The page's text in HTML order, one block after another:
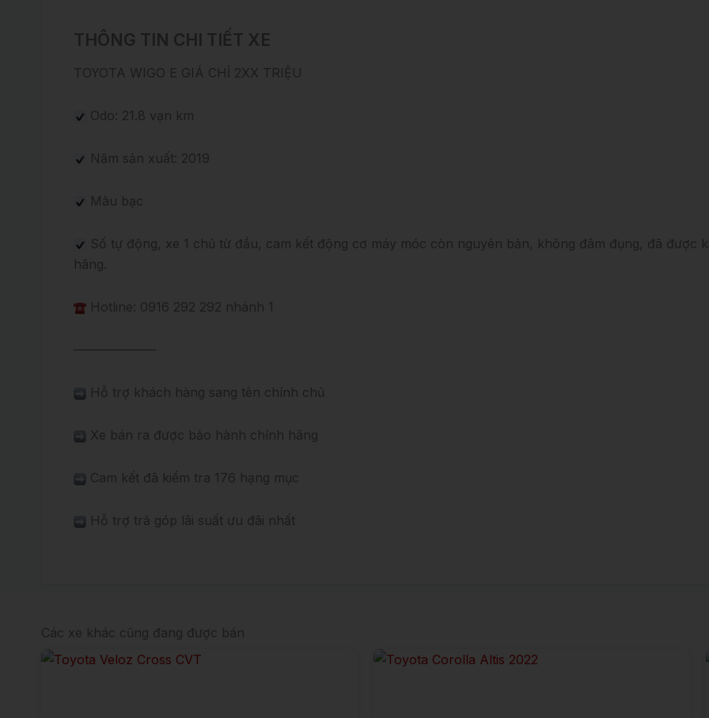
THÔNG TIN CHI TIẾT XE
TOYOTA WIGO E GIÁ CHỈ 2XX TRIỆU
Odo: 21.8 vạn km
Năm sản xuất: 2019
Màu bạc
Số tự động, xe 1 chủ từ đầu, cam kết động cơ máy móc còn nguyên bản, không đâm đụng, đã được
hãng.
Hotline: 0916 292 292 nhánh 1
——————–
Hỗ trợ khách hàng sang tên chính chủ
Xe bán ra được bảo hành chính hãng
Cam kết đã kiểm tra 176 hạng mục
Hỗ trợ trả góp lãi suất ưu đãi nhất
Các xe khác cũng đang được bán